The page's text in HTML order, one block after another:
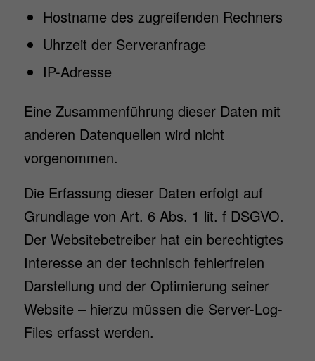
Hostname des zugreifenden Rechners
Uhrzeit der Serveranfrage
IP-Adresse
Eine Zusammenführung dieser Daten mit
anderen Datenquellen wird nicht
vorgenommen.
Die Erfassung dieser Daten erfolgt auf
Grundlage von Art. 6 Abs. 1 lit. f DSGVO.
Der Websitebetreiber hat ein berechtigtes
Interesse an der technisch fehlerfreien
Darstellung und der Optimierung seiner
Website – hierzu müssen die Server-Log-
Files erfasst werden.